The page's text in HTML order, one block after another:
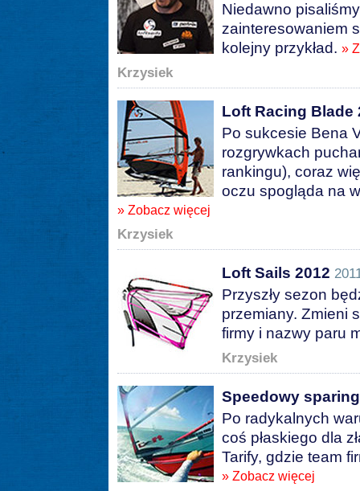
Niedawno
zainteresowaniem
kolejny przykład. »
Krzysiek
Loft Racing Blade
Po sukcesie Bena
rozgrywkach
rankingu), coraz
oczu spogląda na
» Zobacz więcej
Krzysiek
Loft Sails 2012
Przyszły sezon
przemiany. Zmieni
firmy i nazwy paru
Krzysiek
Speedowy
Po radykalnych
coś płaskiego dla
Tarify, gdzie team
» Zobacz więcej